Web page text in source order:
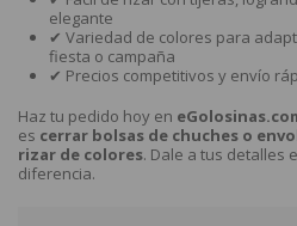
elegante
✔ Variedad de colores para
fiesta o campaña
✔ Precios competitivos y envío
Haz tu pedido hoy en
es cerrar bolsas de chuches o
rizar de colores. Dale a tus detalles
diferencia.